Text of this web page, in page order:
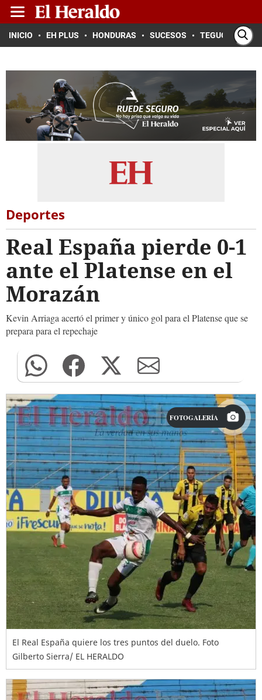
INICIO EH PLUS HONDURAS SUCESOS TEGUCIGALPA
Deportes
Real España pierde 0-1
ante el Platense en el
Morazán
Kevin Arriaga acertó el primer y único gol para el Platense que se
prepara para el repechaje
FOTOGALERÍA
El Real España quiere los tres puntos del duelo. Foto
Gilberto Sierra/ EL HERALDO